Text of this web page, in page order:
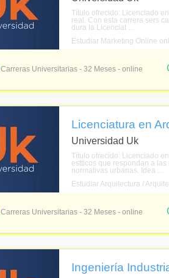
Título ofrecido: Licenciado
real. Con esta carrera sers
dura la Licenciat ...
Estudiar Marketing Online
Carreras Universitarias - 32 Meses - online
Licenciatura en
Universidad Uk
Título ofrecido: Licenciado
estticos que respondan a
normativas urbanas. Idea ...
Estudiar Arquitectura /
Carreras Universitarias - 32 Meses - online
Ingeniería